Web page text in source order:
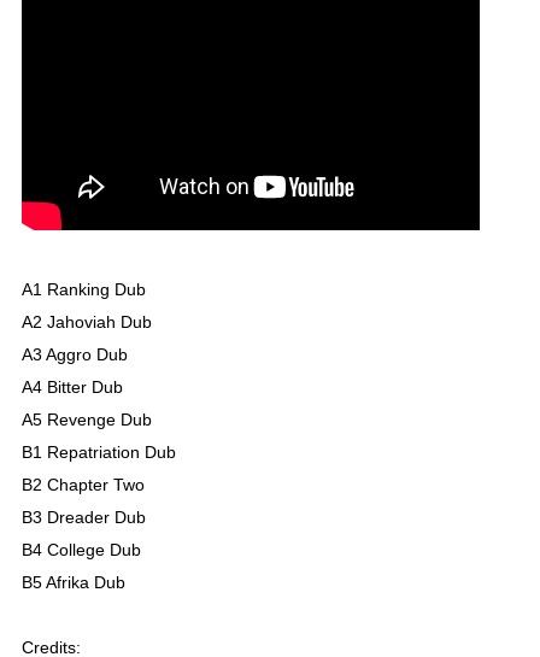
A1 Ranking Dub
A2 Jahoviah Dub
A3 Aggro Dub
A4 Bitter Dub
A5 Revenge Dub
B1 Repatriation Dub
B2 Chapter Two
B3 Dreader Dub
B4 College Dub
B5 Afrika Dub
Credits: